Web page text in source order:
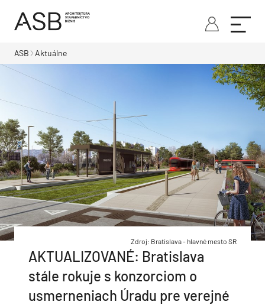
ASB Aktuálne
Zdroj: Bratislava - hlavné mesto SR
AKTUALIZOVANÉ: Bratislava
stále rokuje s konzorciom o
usmerneniach Úradu pre verejné